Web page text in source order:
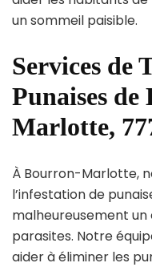
un sommeil paisible.
Services de
Punaises
Marlotte,
À Bourron-Marlotte,
l’infestation de
malheureusement
parasites. Notre
aider à éliminer les